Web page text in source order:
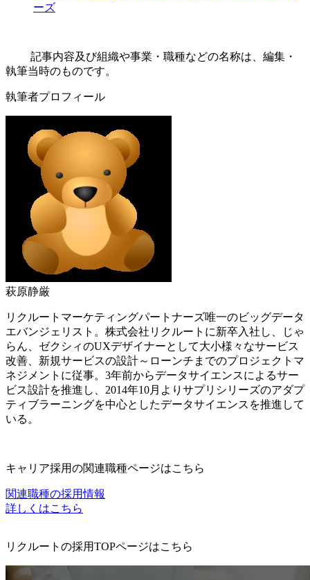
ーズ
記事内容及び組織や事業・職種などの名称は、編集・
執筆当時のものです。
執筆者プロフィール
萩原静厳
リクルートマーケティングパートナーズ唯一のビッグデータ
エバンジェリスト。株式会社リクルートに新卒入社し、じゃ
らん、ゼクシィのUXデザイナーとして大小様々なサービス
改善、新規サービスの設計～ローンチまでのプロジェクトマ
ネジメントに従事。3年前からデータサイエンスによるサー
ビス設計を推進し、2014年10月よりサプリシリーズのアダプ
ティブラーニングを中心としたデータサイエンスを推進して
いる。
キャリア採用の関連職種ページはこちら
関連職種の採用情報
詳しくはこちら
リクルートの採用TOPページはこちら